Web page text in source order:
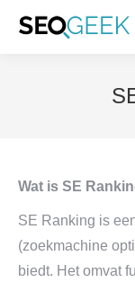
Wat is SE
SE Ranking is
(zoekmachine
biedt. Het omvat